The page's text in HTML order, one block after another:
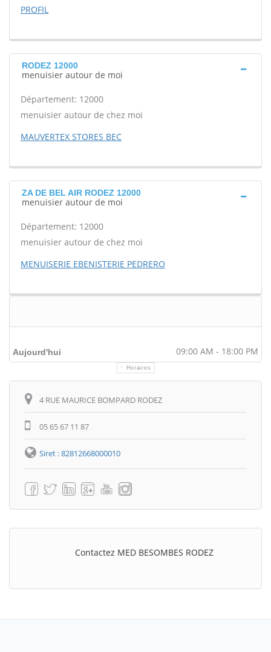
PROFIL
RODEZ 12000
menuisier autour de moi
Département: 12000
menuisier autour de chez moi
MAUVERTEX STORES BEC
ZA DE BEL AIR RODEZ 12000
menuisier autour de moi
Département: 12000
menuisier autour de chez moi
MENUISERIE EBENISTERIE PEDRERO
Aujourd'hui 09:00 AM - 18:00 PM
Horaires
4 RUE MAURICE BOMPARD RODEZ
05 65 67 11 87
Siret : 82812668000010
Contactez MED BESOMBES RODEZ